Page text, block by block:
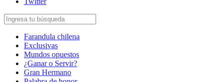
Farandula chilena
Exclusivas
Mundos opuestos
¿Ganar o Servir?
Gran Hermano